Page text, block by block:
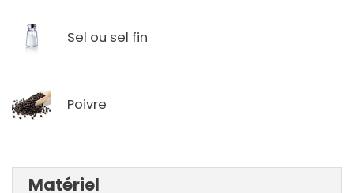
Sel ou sel fin
Poivre
Matériel